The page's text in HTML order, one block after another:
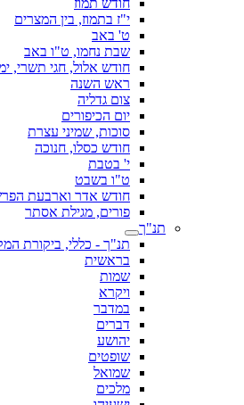
חודש תמוז
י"ז בתמוז, בין המצרים
ט' באב
שבת נחמו, ט"ו באב
חודש אלול, חגי תשרי,
ראש השנה
צום גדליה
יום הכיפורים
סוכות, שמיני עצרת
חודש כסלו, חנוכה
י' בטבת
ט"ו בשבט
חודש אדר וארבעת
פורים, מגילת אסתר
תנ"ך
תנ"ך - כללי, ביקורת
בראשית
שמות
ויקרא
במדבר
דברים
יהושע
שופטים
שמואל
מלכים